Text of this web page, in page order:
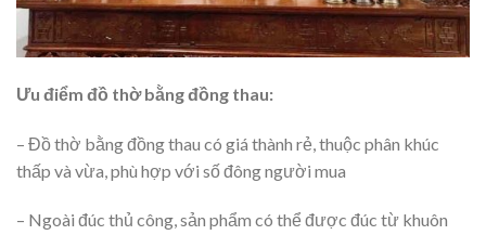
Ưu điểm đồ thờ bằng đồng thau:
– Đồ thờ bằng đồng thau có giá thành rẻ, thuộc phân khúc
thấp và vừa, phù hợp với số đông người mua
– Ngoài đúc thủ công, sản phẩm có thể được đúc từ khuôn